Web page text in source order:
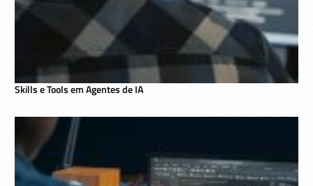
Skills e Tools em Agentes de IA